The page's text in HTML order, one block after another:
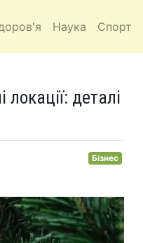
Наука Спорт
деталі
Бізнес